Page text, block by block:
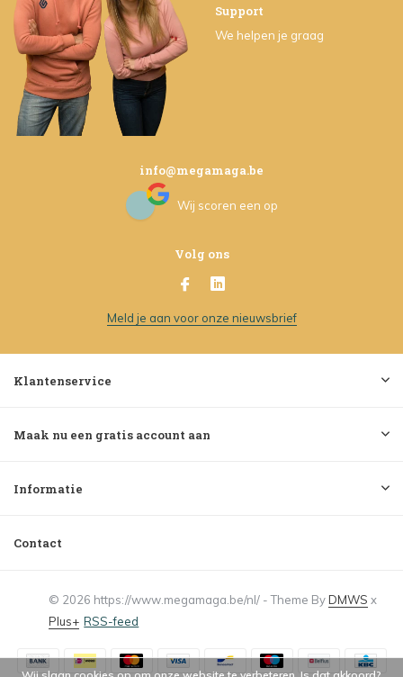
Support
We helpen je graag
info@megamaga.be
Wij scoren een op
Volg ons
Meld je aan voor onze nieuwsbrief
Klantenservice
Maak nu een gratis account aan
Informatie
Contact
© 2026 https://www.megamaga.be/nl/ - Theme ByDMWS x
Plus+ RSS-feed